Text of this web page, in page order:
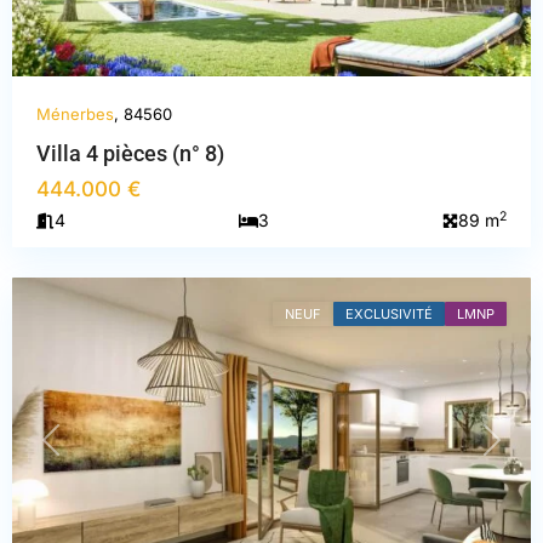
Ménerbes, 84560
Villa 4 pièces (n° 8)
444.000 €
4 3 89 m2
Vaucluse
PREVIOUS NEXT
NEUF EXCLUSIVITÉ LMNP